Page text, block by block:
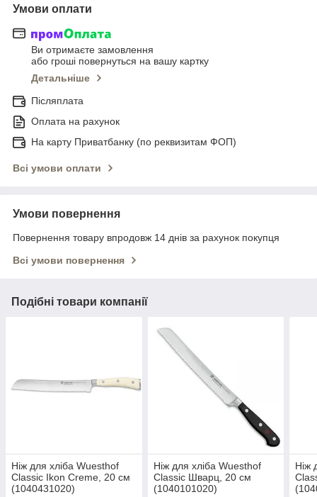
Умови оплати
Ви отримаєте замовлення
або гроші повернуться на вашу картку
Детальніше
Післяплата
Оплата на рахунок
На карту Приватбанку (по реквизитам ФОП)
Всі умови оплати
Умови повернення
Повернення товару впродовж 14 днів за рахунок покупця
Всі умови повернення
Подібні товари компанії
Ніж для хліба Wuesthof
Classic Ikon Creme, 20 см
(1040431020)
Ніж для хліба Wuesthof
Classic Шварц, 20 см
(1040101020)
Ніж